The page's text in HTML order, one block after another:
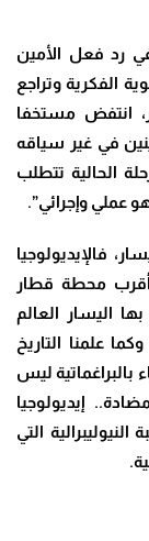
رد فعل الأمين
الفكرية وتراجع
انتفض مستخفا
في غير سياقه
الحالية تتطلب
عملي وإجرائي”.
فالإيديولوجيا
محطة قطار
اليسار العالم
علمنا التاريخ
بالبراغماتية ليس
إيديولوجيا
التي